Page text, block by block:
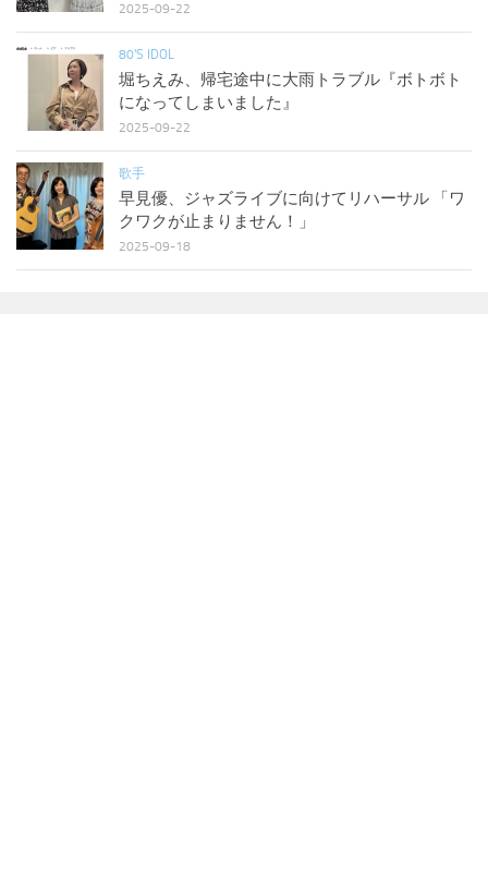
2025-09-22
80'S IDOL
堀ちえみ、帰宅途中に大雨トラブル『ボトボト
になってしまいました』
2025-09-22
歌手
早見優、ジャズライブに向けてリハーサル 「ワ
クワクが止まりません！」
2025-09-18